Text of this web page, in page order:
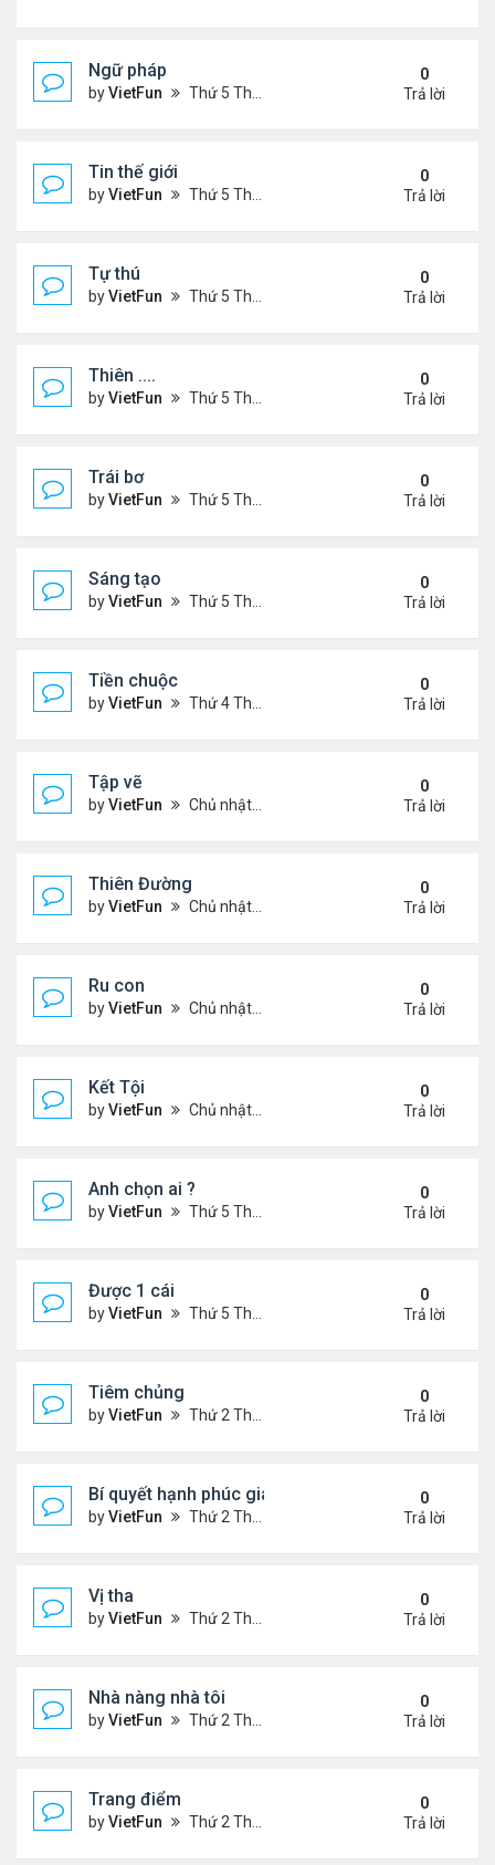
Ngữ pháp
byVietFun Thứ 5 Tháng 7 14, 2022 4:36 pm
0
Trả lời
Tin thế giới
byVietFun Thứ 5 Tháng 7 14, 2022 4:34 pm
0
Trả lời
Tự thú
byVietFun Thứ 5 Tháng 7 14, 2022 4:33 pm
0
Trả lời
Thiên ....
byVietFun Thứ 5 Tháng 7 14, 2022 4:30 pm
0
Trả lời
Trái bơ
byVietFun Thứ 5 Tháng 7 14, 2022 4:28 pm
0
Trả lời
Sáng tạo
byVietFun Thứ 5 Tháng 7 14, 2022 4:25 pm
0
Trả lời
Tiền chuộc
byVietFun Thứ 4 Tháng 7 06, 2022 12:18 pm
0
Trả lời
Tập vẽ
byVietFun Chủ nhật Tháng 4 03, 2022 8:25 pm
0
Trả lời
Thiên Đường
byVietFun Chủ nhật Tháng 4 03, 2022 8:24 pm
0
Trả lời
Ru con
byVietFun Chủ nhật Tháng 4 03, 2022 8:23 pm
0
Trả lời
Kết Tội
byVietFun Chủ nhật Tháng 4 03, 2022 8:20 pm
0
Trả lời
Anh chọn ai ?
byVietFun Thứ 5 Tháng 3 03, 2022 4:56 pm
0
Trả lời
Được 1 cái
byVietFun Thứ 5 Tháng 3 03, 2022 4:44 pm
0
Trả lời
Tiêm chủng
byVietFun Thứ 2 Tháng 1 24, 2022 1:11 pm
0
Trả lời
Bí quyết hạnh phúc gia đình
byVietFun Thứ 2 Tháng 1 03, 2022 9:28 pm
0
Trả lời
Vị tha
byVietFun Thứ 2 Tháng 1 03, 2022 9:25 pm
0
Trả lời
Nhà nàng nhà tôi
byVietFun Thứ 2 Tháng 1 03, 2022 9:24 pm
0
Trả lời
Trang điểm
byVietFun Thứ 2 Tháng 1 03, 2022 9:18 pm
0
Trả lời